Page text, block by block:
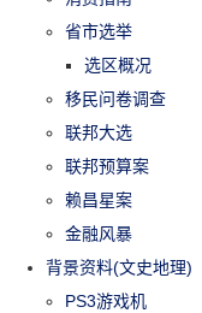
省市选举
选区概况
移民问卷调查
联邦大选
联邦预算案
赖昌星案
金融风暴
背景资料(文史地理)
PS3游戏机